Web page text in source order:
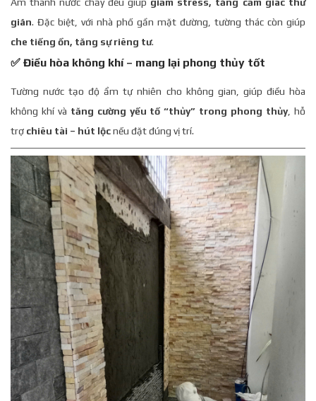
giãn. Đặc biệt, với nhà phố gần mặt đường, tường thác còn giúp
che tiếng ồn, tăng sự riêng tư.
✅ Điều hòa không khí – mang lại phong thủy tốt
Tường nước tạo độ ẩm tự nhiên cho không gian, giúp điều hòa
không khí và tăng cường yếu tố “thủy” trong phong thủy, hỗ
trợ chiêu tài – hút lộcnếu đặt đúng vị trí.